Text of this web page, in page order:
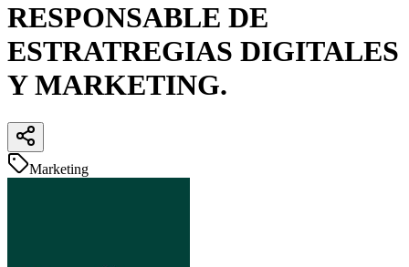
RESPONSABLE DE
ESTRATREGIAS DIGITALES
Y MARKETING.
Marketing